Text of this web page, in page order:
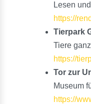
Lesen
https://
Tierpark
Tiere
https://
Tor zur
Museum
https://